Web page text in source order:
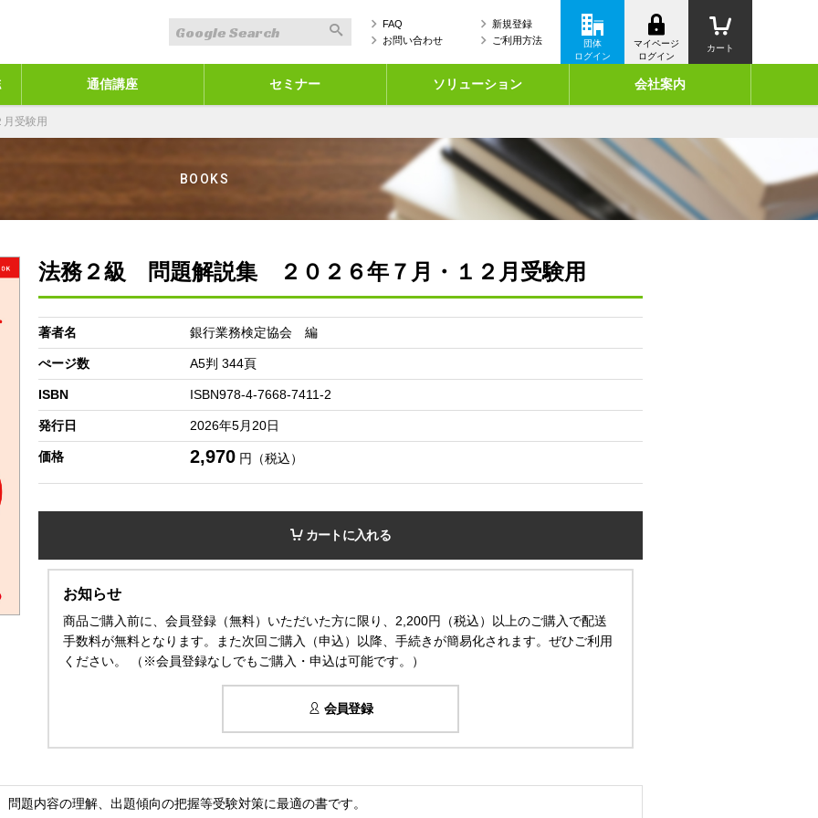
通信講座 セミナー ソリューション 会社案内
カート
マイページ
ログイン
団体
ログイン
新規登録
ご利用方法
FAQ
お問い合わせ
受験用
BOOKS
法務２級 問題解説集 ２０２６年７月・１２月受験用
著者名 銀行業務検定協会 編
ぺージ数 A5判 344頁
ISBN ISBN978-4-7668-7411-2
発行日 2026年5月20日
価格 2,970円（税込）
カートに入れる
お知らせ
商品ご購入前に、会員登録（無料）いただいた方に限り、2,200円（税込）以上のご購入で配送
手数料が無料となります。また次回ご購入（申込）以降、手続きが簡易化されます。ぜひご利用
ください。 （※会員登録なしでもご購入・申込は可能です。）
会員登録
問題内容の理解、出題傾向の把握等受験対策に最適の書です。